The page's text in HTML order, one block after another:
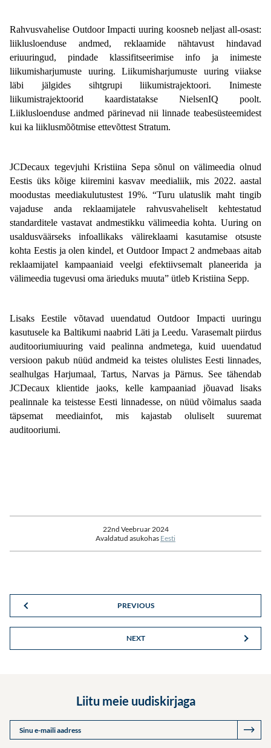
Rahvusvahelise Outdoor Impacti uuring koosneb neljast all-osast:
liiklusloenduse andmed, reklaamide nähtavust hindavad
eriuuringud, pindade klassifitseerimise info ja inimeste
liikumisharjumuste uuring. Liikumisharjumuste uuring viiakse
läbi jälgides sihtgrupi liikumistrajektoori. Inimeste
Liiklusloenduse andmed pärinevad nii linnade teabesüsteemidest
kui ka liiklusmõõtmise ettevõttest Stratum.
JCDecaux tegevjuhi Kristiina Sepa sõnul on välimeedia olnud
Eestis üks kõige kiiremini kasvav meedialiik, mis 2022. aastal
moodustas meediakulutustest 19%. “Turu ulatuslik maht tingib
vajaduse anda reklaamijatele rahvusvaheliselt kehtestatud
standarditele vastavat andmestikku välimeedia kohta. Uuring on
usaldusväärseks infoallikaks välireklaami kasutamise otsuste
kohta Eestis ja olen kindel, et Outdoor Impact 2 andmebaas aitab
reklaamijatel kampaaniaid veelgi efektiivsemalt planeerida ja
välimeedia tugevusi oma ärieduks muuta” ütleb Kristiina Sepp.
Lisaks Eestile võtavad uuendatud Outdoor Impacti uuringu
kasutusele ka Baltikumi naabrid Läti ja Leedu. Varasemalt piirdus
auditooriumiuuring vaid pealinna andmetega, kuid uuendatud
versioon pakub nüüd andmeid ka teistes olulistes Eesti linnades,
sealhulgas Harjumaal, Tartus, Narvas ja Pärnus. See tähendab
JCDecaux klientide jaoks, kelle kampaaniad jõuavad lisaks
pealinnale ka teistesse Eesti linnadesse, on nüüd võimalus saada
täpsemat meediainfot, mis kajastab oluliselt suuremat
auditooriumi.
22nd Veebruar 2024
Avaldatud asukohas Eesti
PREVIOUS
NEXT
Liitu meie uudiskirjaga
Sinu e-maili aadress